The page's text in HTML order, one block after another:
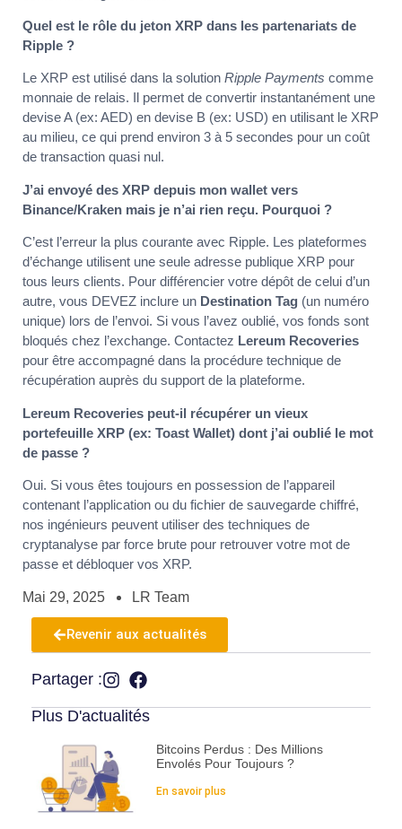
Quel est le rôle du jeton XRP dans les partenariats de
Ripple ?
Le XRP est utilisé dans la solution Ripple Payments comme
monnaie de relais. Il permet de convertir instantanément une
devise A (ex: AED) en devise B (ex: USD) en utilisant le XRP
au milieu, ce qui prend environ 3 à 5 secondes pour un coût
de transaction quasi nul.
J’ai envoyé des XRP depuis mon wallet vers
Binance/Kraken mais je n’ai rien reçu. Pourquoi ?
C’est l’erreur la plus courante avec Ripple. Les plateformes
d’échange utilisent une seule adresse publique XRP pour
tous leurs clients. Pour différencier votre dépôt de celui d’un
autre, vous DEVEZ inclure un Destination Tag (un numéro
unique) lors de l’envoi. Si vous l’avez oublié, vos fonds sont
bloqués chez l’exchange. Contactez Lereum Recoveries
pour être accompagné dans la procédure technique de
récupération auprès du support de la plateforme.
Lereum Recoveries peut-il récupérer un vieux
portefeuille XRP (ex: Toast Wallet) dont j’ai oublié le mot
de passe ?
Oui. Si vous êtes toujours en possession de l’appareil
contenant l’application ou du fichier de sauvegarde chiffré,
nos ingénieurs peuvent utiliser des techniques de
cryptanalyse par force brute pour retrouver votre mot de
passe et débloquer vos XRP.
Mai 29, 2025 LR Team
Revenir aux actualités
Partager :
Plus D'actualités
Bitcoins Perdus : Des Millions
Envolés Pour Toujours ?
En savoir plus